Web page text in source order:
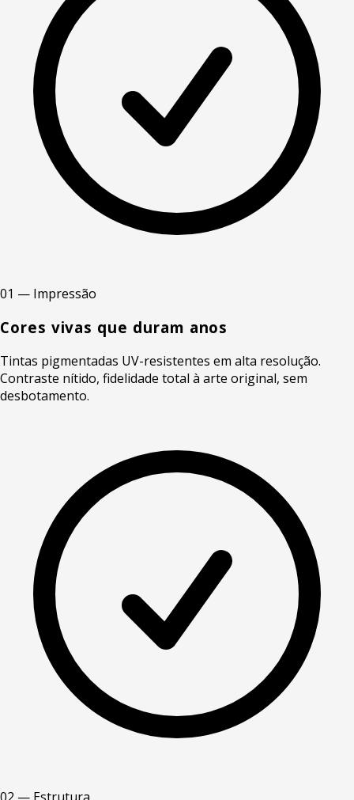
01 — Impressão
Cores vivas que duram anos
Tintas pigmentadas UV-resistentes em alta resolução.
Contraste nítido, fidelidade total à arte original, sem
desbotamento.
02 — Estrutura